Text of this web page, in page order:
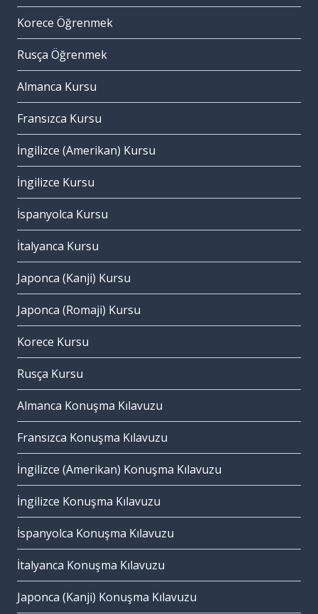
Korece Öğrenmek
Rusça Öğrenmek
Almanca Kursu
Fransızca Kursu
İngilizce (Amerikan) Kursu
İngilizce Kursu
İspanyolca Kursu
İtalyanca Kursu
Japonca (Kanji) Kursu
Japonca (Romaji) Kursu
Korece Kursu
Rusça Kursu
Almanca Konuşma Kılavuzu
Fransızca Konuşma Kılavuzu
İngilizce (Amerikan) Konuşma Kılavuzu
İngilizce Konuşma Kılavuzu
İspanyolca Konuşma Kılavuzu
İtalyanca Konuşma Kılavuzu
Japonca (Kanji) Konuşma Kılavuzu